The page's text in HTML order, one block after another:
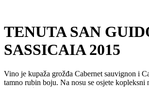
TENUTA SAN
SASSICAIA 2015
Vino je kupaža grožđa Cabernet sauvignon i
tamno rubin boju. Na nosu se osjete kopleksni